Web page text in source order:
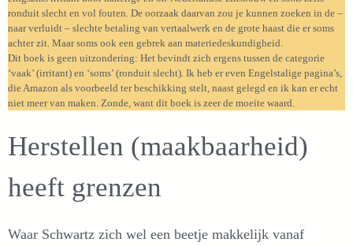
ronduit slecht en vol fouten. De oorzaak daarvan zou je kunnen zoeken in de –
naar verluidt – slechte betaling van vertaalwerk en de grote haast die er soms
achter zit. Maar soms ook een gebrek aan materiedeskundigheid.
Dit boek is geen uitzondering: Het bevindt zich ergens tussen de categorie
‘vaak’ (irritant) en ‘soms’ (ronduit slecht). Ik heb er even Engelstalige pagina’s,
die Amazon als voorbeeld ter beschikking stelt, naast gelegd en ik kan er echt
niet meer van maken. Zonde, want dit boek is zeer de moeite waard.
Herstellen (maakbaarheid)
heeft grenzen
Waar Schwartz zich wel een beetje makkelijk vanaf